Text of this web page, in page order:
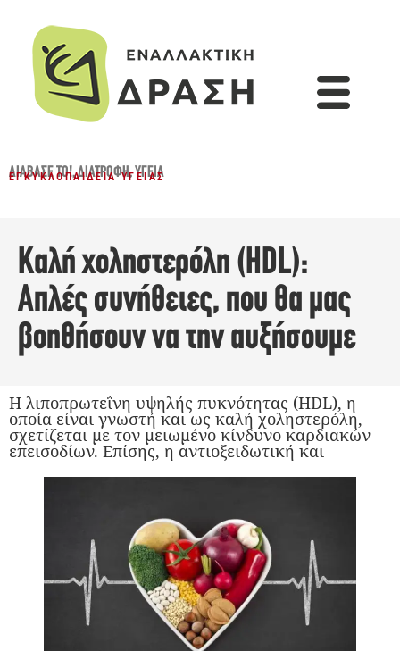
ΔΙΆΒΑΣΈ ΤΟ!,ΔΙΑΤΡΟΦΉ,ΥΓΕΊΑ
ΕΓΚΥΚΛΟΠΑΊΔΕΙΑ ΥΓΕΊΑΣ
Καλή χοληστερόλη (HDL):
Απλές συνήθειες, που θα μας
βοηθήσουν να την αυξήσουμε
Η λιποπρωτεΐνη υψηλής πυκνότητας (HDL), η
οποία είναι γνωστή και ως καλή χοληστερόλη,
σχετίζεται με τον μειωμένο κίνδυνο καρδιακών
επεισοδίων. Επίσης, η αντιοξειδωτική και